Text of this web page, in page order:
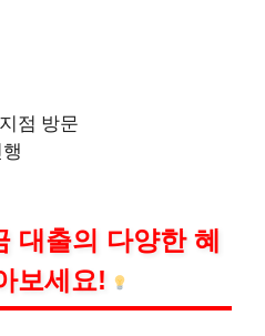
점 방문
대출의 다양한 혜
보세요!